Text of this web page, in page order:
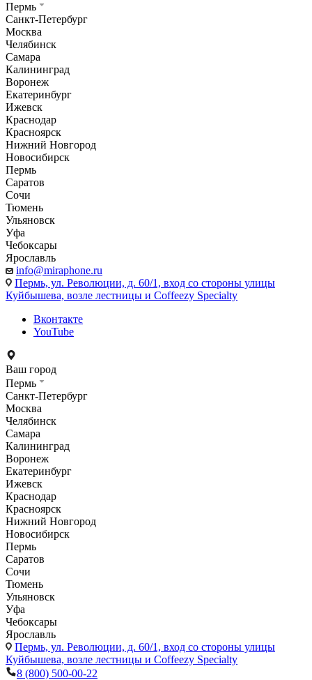
Пермь
Санкт-Петербург
Москва
Челябинск
Самара
Калининград
Воронеж
Екатеринбург
Ижевск
Краснодар
Красноярск
Нижний Новгород
Новосибирск
Пермь
Саратов
Сочи
Тюмень
Ульяновск
Уфа
Чебоксары
Ярославль
info@miraphone.ru
Пермь, ул. Революции, д. 60/1, вход со стороны улицы
Куйбышева, возле лестницы и Coffeezy Specialty
Вконтакте
YouTube
Ваш город
Пермь
Санкт-Петербург
Москва
Челябинск
Самара
Калининград
Воронеж
Екатеринбург
Ижевск
Краснодар
Красноярск
Нижний Новгород
Новосибирск
Пермь
Саратов
Сочи
Тюмень
Ульяновск
Уфа
Чебоксары
Ярославль
Пермь, ул. Революции, д. 60/1, вход со стороны улицы
Куйбышева, возле лестницы и Coffeezy Specialty
8 (800) 500-00-22